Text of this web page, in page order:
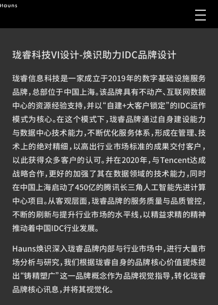
珑睿科技VI设计-焕识助力IDC品牌设计
珑睿信息科技是一家成立于2019年的数字基础设施服务
品牌，总部位于中国上海。该品牌具有不动产、互联网数据
中心的资源经验支持，并以“自建+大客户锁定”的IDC运作
模式为核心。在这个模式下，珑睿品牌通过自身建设能力
与数据中心技术能力，不断优化服务体系，形成在管理、技
术上的绝对精细，以高出行业市场标准的成果交付客户，
以此获得众多客户的认可。并在2020年，与Tencent达成
战略合作，更好的加强了其在数据领域的技术能力，同时
在中国上海启动了450亿的腾讯长三角人工智能先进计算
中心项目。从客观层面，珑睿品牌的服务质量与品质管控，
不断的刷新与提升行业市场的水平线，以精益求精的精神
推动着中国IDC行业发展。
Hauns焕识深入珑睿品牌内部与行业市场中，进行大量市
场分析与研究，我们根据珑睿自身的品牌核心价值提炼提
出“铸精塑广”这一品牌概念作为品牌视觉指导，转化珑睿
品牌核心讯息，并将其视觉化。